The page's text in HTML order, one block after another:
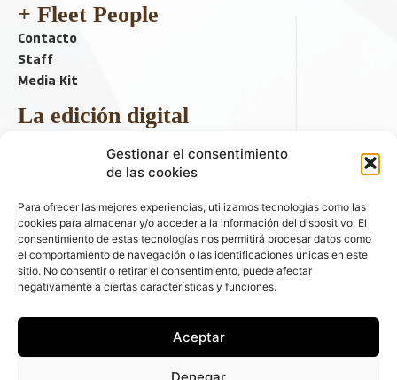
Gestionar el consentimiento
de las cookies
Para ofrecer las mejores experiencias, utilizamos tecnologías como las
cookies para almacenar y/o acceder a la información del dispositivo. El
consentimiento de estas tecnologías nos permitirá procesar datos como
el comportamiento de navegación o las identificaciones únicas en este
sitio. No consentir o retirar el consentimiento, puede afectar
negativamente a ciertas características y funciones.
Aceptar
Denegar
+ Fleet People
Contacto
Staff
Media Kit
La edición digital
Descargar último ejemplar
ir a hemeroteca
+ Contenido en redes sociales